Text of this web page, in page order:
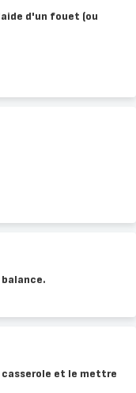
d'un fouet (ou
casserole et le mettre